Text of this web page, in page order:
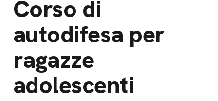
Corso di
autodifesa per
ragazze
adolescenti
Lavora con noi
Bilancio di
missione
News e
appuntamenti
Campagne
Libri e